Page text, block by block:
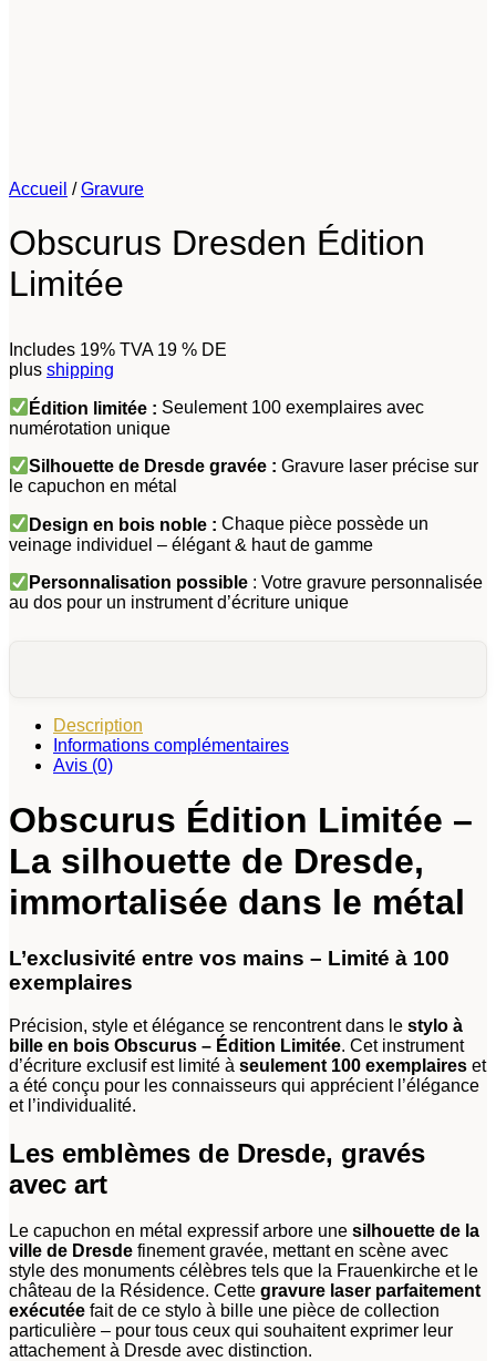
Accueil / Gravure
Obscurus Dresden Édition
Limitée
Includes 19% TVA 19 % DE
plus shipping
Édition limitée : Seulement 100 exemplaires avec
numérotation unique
Silhouette de Dresde gravée :Gravure laser précise sur
le capuchon en métal
Design en bois noble :Chaque pièce possède un
veinage individuel – élégant & haut de gamme
Personnalisation possible : Votre gravure personnalisée
au dos pour un instrument d’écriture unique
Description
Informations complémentaires
Avis (0)
Obscurus Édition Limitée –
La silhouette de Dresde,
immortalisée dans le métal
L’exclusivité entre vos mains – Limité à 100
exemplaires
Précision, style et élégance se rencontrent dans le stylo à
bille en bois Obscurus – Édition Limitée. Cet instrument
d’écriture exclusif est limité à seulement 100 exemplaires et
a été conçu pour les connaisseurs qui apprécient l’élégance
et l’individualité.
Les emblèmes de Dresde, gravés
avec art
Le capuchon en métal expressif arbore une silhouette de la
ville de Dresde finement gravée, mettant en scène avec
style des monuments célèbres tels que la Frauenkirche et le
château de la Résidence. Cette gravure laser parfaitement
exécutée fait de ce stylo à bille une pièce de collection
particulière – pour tous ceux qui souhaitent exprimer leur
attachement à Dresde avec distinction.